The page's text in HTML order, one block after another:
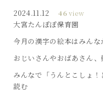
2024.11.12 46 view
大宮たんぽぽ保育園
今月の漢字の絵本はみんな
おじいさんやおばあさん
みんなで「うんとこしょ
読む